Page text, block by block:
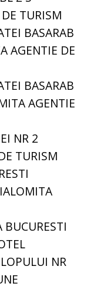
TURISM
BASARAB
AGENTIE DE
BASARAB
AGENTIE
NR 2
TURISM
BUCURESTI
NR